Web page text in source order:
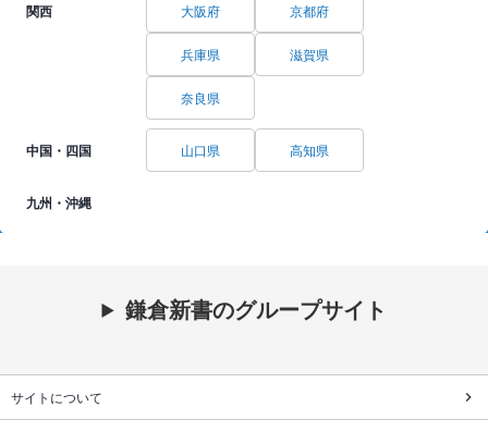
関西 大阪府 京都府
兵庫県 滋賀県
奈良県
中国・四国 山口県 高知県
九州・沖縄
鎌倉新書のグループサイト
サイトについて